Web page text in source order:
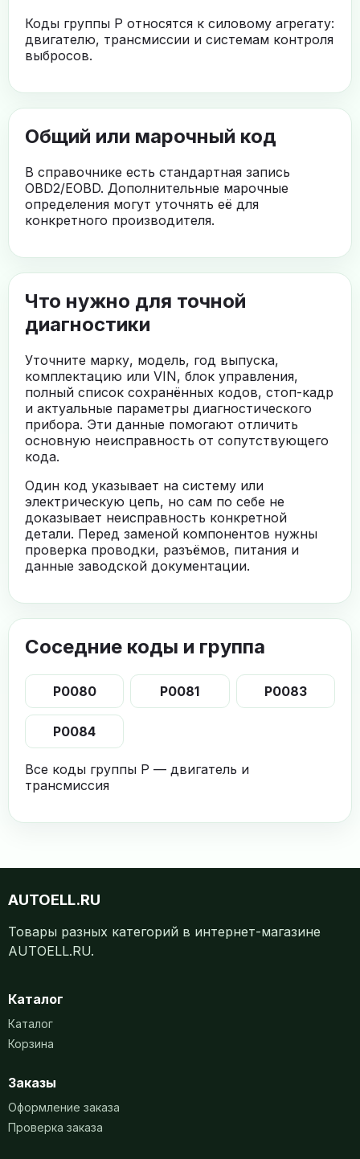
Коды группы P относятся к силовому агрегату:
двигателю, трансмиссии и системам контроля
выбросов.
Общий или марочный код
В справочнике есть стандартная запись
OBD2/EOBD. Дополнительные марочные
определения могут уточнять её для
конкретного производителя.
Что нужно для точной
диагностики
Уточните марку, модель, год выпуска,
комплектацию или VIN, блок управления,
полный список сохранённых кодов, стоп-кадр
и актуальные параметры диагностического
прибора. Эти данные помогают отличить
основную неисправность от сопутствующего
кода.
Один код указывает на систему или
электрическую цепь, но сам по себе не
доказывает неисправность конкретной
детали. Перед заменой компонентов нужны
проверка проводки, разъёмов, питания и
данные заводской документации.
Соседние коды и группа
P0080 P0081 P0083
P0084
Все коды группы P — двигатель и
трансмиссия
AUTOELL.RU
Товары разных категорий в интернет-магазине
AUTOELL.RU.
Каталог
Каталог
Корзина
Заказы
Оформление заказа
Проверка заказа